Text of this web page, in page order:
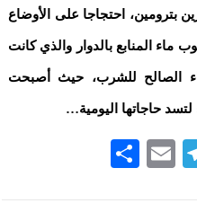
16 ومحطة البنزين بترومين، احتجاجا على الأوضاع
ماء المنابع بالدوار والذي كانت
الصالح للشرب، حيث أصبحت
حاجاتها اليومية…
Telegram
Email